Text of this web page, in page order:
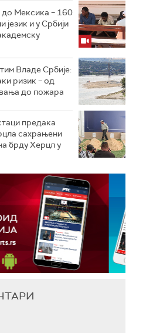
Мексика – 160
језик и у Србији
Владе Србије:
ризик – од
до пожара
предака
сахрањени
брду Херцл у